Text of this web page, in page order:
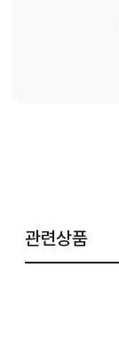
관련상품